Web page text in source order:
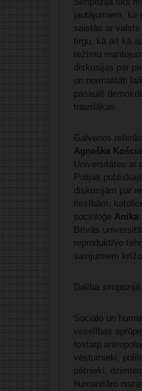
jautājumiem, kā
saistās ar valsts
tirgu, kā arī kā
režīmu
diskusijas par
un normalitāti
pasaulē
trauslākas.
Galvenos
Agņeška
Universitātes ar
Polijas
diskusijām par
tiesībām,
socioloģe Anika
Brīvās
reproduktīvo
savijumiem
Dalība
Sociālo un
veselības
tostarp
vēsturnieki,
pētnieki,
humanitāro